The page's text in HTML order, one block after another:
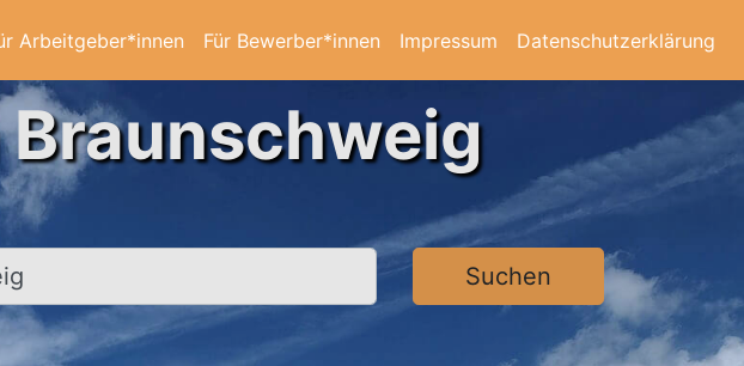
Arbeitgeber*innen Für Bewerber*innen Impressum Datenschutzerklärung
Suchen